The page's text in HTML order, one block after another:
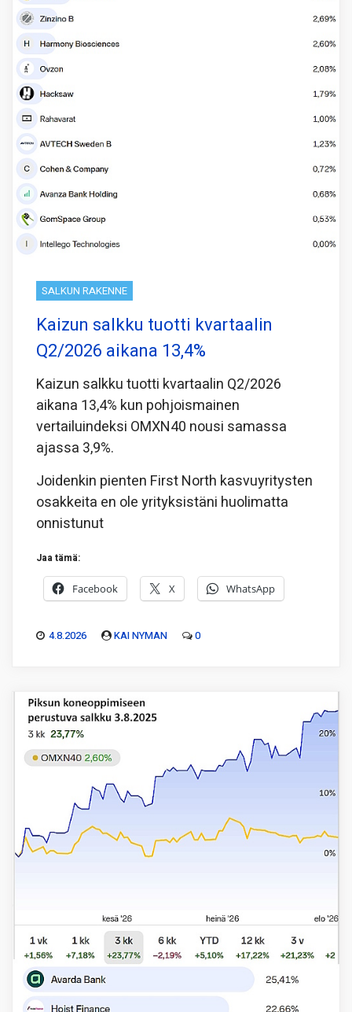
SALKUN RAKENNE
Kaizun salkku tuotti kvartaalin
Q2/2026 aikana 13,4%
Kaizun salkku tuotti kvartaalin Q2/2026
aikana 13,4% kun pohjoismainen
vertailuindeksi OMXN40 nousi samassa
ajassa 3,9%.
Joidenkin pienten First North kasvuyritysten
osakkeita en ole yrityksistäni huolimatta
onnistunut
Jaa tämä:
Facebook X WhatsApp
4.8.2026 KAI NYMAN 0